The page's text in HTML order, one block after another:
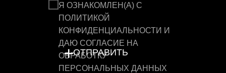
Я ОЗНАКОМЛЕН(А) С
ПОЛИТИКОЙ
КОНФИДЕНЦИАЛЬНОСТИ И
ДАЮ СОГЛАСИЕ НА
ОБРАБОТКУ
ПЕРСОНАЛЬНЫХ ДАННЫХ
+ОТПРАВИТЬ